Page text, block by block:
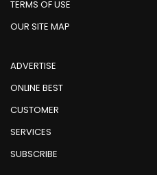
TERMS OF USE
OUR SITE MAP
ADVERTISE
ONLINE BEST
CUSTOMER
SERVICES
SUBSCRIBE